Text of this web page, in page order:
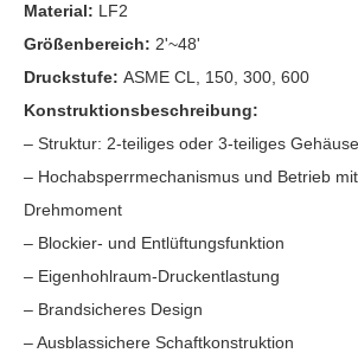
Material: LF2
Größenbereich: 2'~48'
Druckstufe: ASME CL, 150, 300, 600
Konstruktionsbeschreibung:
– Struktur: 2-teiliges oder 3-teiliges Gehäuse
– Hochabsperrmechanismus und Betrieb
Drehmoment
– ​​Blockier- und Entlüftungsfunktion
– Eigenhohlraum-Druckentlastung
– Brandsicheres Design
– Ausblassichere Schaftkonstruktion